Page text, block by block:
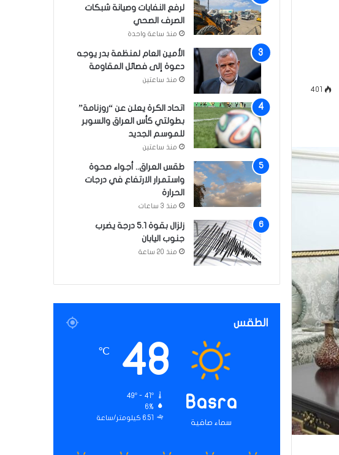
401
لرفع النفايات وصيانة شبكات
الصرف الصحي
منذ ساعة واحدة
الأمين العام لمنظمة بدر يوجه
دعوة إلى فصائل المقاومة
منذ ساعتين
اتحاد الكرة يعلن عن “روزنامة”
بطولتي كأس العراق والسوبر
للموسم الجديد
منذ ساعتين
طقس العراق.. أجواء صحوة
واستمرار الارتفاع في درجات
الحرارة
منذ 3 ساعات
زلزال بقوة 5.1 درجة يضرب
جنوب اليابان
منذ 20 ساعة
الطقس
Basra
سماء صافية
48
℃
49º - 41º
6%
6.51 كيلومتر/ساعة